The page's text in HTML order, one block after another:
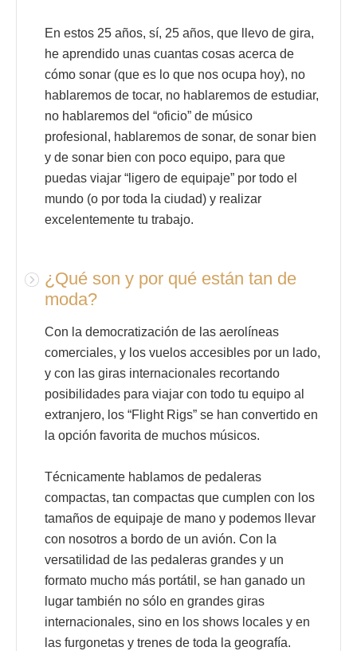
En estos 25 años, sí, 25 años, que llevo de gira,
he aprendido unas cuantas cosas acerca de
cómo sonar (que es lo que nos ocupa hoy), no
hablaremos de tocar, no hablaremos de estudiar,
no hablaremos del “oficio” de músico
profesional, hablaremos de sonar, de sonar bien
y de sonar bien con poco equipo, para que
puedas viajar “ligero de equipaje” por todo el
mundo (o por toda la ciudad) y realizar
excelentemente tu trabajo.
¿Qué son y por qué están tan de
moda?
Con la democratización de las aerolíneas
comerciales, y los vuelos accesibles por un lado,
y con las giras internacionales recortando
posibilidades para viajar con todo tu equipo al
extranjero, los “Flight Rigs” se han convertido en
la opción favorita de muchos músicos.
Técnicamente hablamos de pedaleras
compactas, tan compactas que cumplen con los
tamaños de equipaje de mano y podemos llevar
con nosotros a bordo de un avión. Con la
versatilidad de las pedaleras grandes y un
formato mucho más portátil, se han ganado un
lugar también no sólo en grandes giras
internacionales, sino en los shows locales y en
las furgonetas y trenes de toda la geografía.